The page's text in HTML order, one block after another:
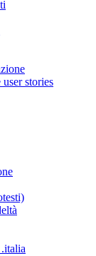
stories